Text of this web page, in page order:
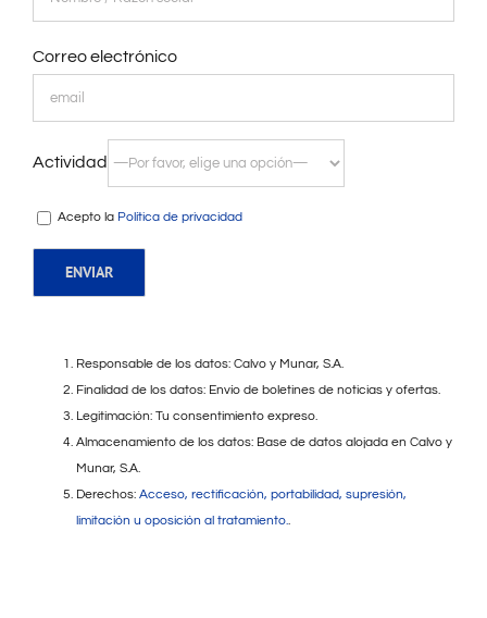
Correo electrónico
Actividad
Acepto la Política de privacidad
Responsable de los datos: Calvo y Munar, S.A.
Finalidad de los datos: Envío de boletines de noticias y ofertas.
Legitimación: Tu consentimiento expreso.
Almacenamiento de los datos: Base de datos alojada en Calvo y
Munar, S.A.
Derechos: Acceso, rectificación, portabilidad, supresión,
limitación u oposición al tratamiento..